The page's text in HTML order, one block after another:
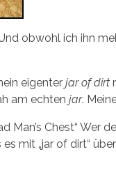
obwohl ich ihn
eigenter jar of dirt
am echten jar.
Man’s Chest“
mit „jar of dirt“